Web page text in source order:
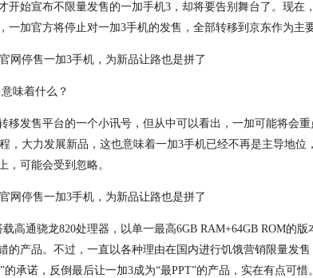
开始宣布不限量发售的一加手机3，却将要告别舞台了。现在
一加官方将停止对一加3手机的发售，全部转移到京东作为主
味着什么？
移发售平台的一个小讯号，但从中可以看出，一加可能将会
，大力发展新品，这也意味着一加3手机已经不再是主导地位
，可能会受到忽略。
高通骁龙820处理器，以单一最高6GB RAM+64GB ROM的
的产品。不过，一直以各种理由在国内进行饥饿营销限量发售
的承诺，反倒最后让一加3成为“最PPT”的产品，实在有点可